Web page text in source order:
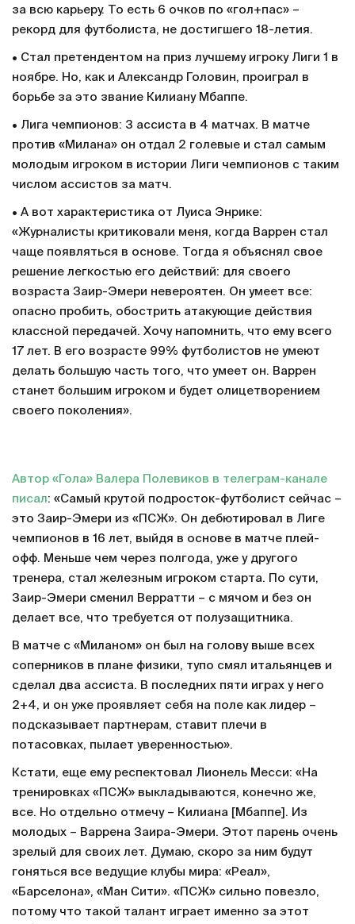
за всю карьеру. То есть 6 очков по «гол+пас» –
рекорд для футболиста, не достигшего 18-летия.
• Стал претендентом на приз лучшему игроку Лиги 1 в
ноябре. Но, как и Александр Головин, проиграл в
борьбе за это звание Килиану Мбаппе.
• Лига чемпионов: 3 ассиста в 4 матчах. В матче
против «Милана» он отдал 2 голевые и стал самым
молодым игроком в истории Лиги чемпионов с таким
числом ассистов за матч.
• А вот характеристика от Луиса Энрике:
«Журналисты критиковали меня, когда Варрен стал
чаще появляться в основе. Тогда я объяснял свое
решение легкостью его действий: для своего
возраста Заир-Эмери невероятен. Он умеет все:
опасно пробить, обострить атакующие действия
классной передачей. Хочу напомнить, что ему всего
17 лет. В его возрасте 99% футболистов не умеют
делать большую часть того, что умеет он. Варрен
станет большим игроком и будет олицетворением
своего поколения».
Автор «Гола» Валера Полевиков в телеграм-канале
писал: «Самый крутой подросток-футболист сейчас –
это Заир-Эмери из «ПСЖ». Он дебютировал в Лиге
чемпионов в 16 лет, выйдя в основе в матче плей-
офф. Меньше чем через полгода, уже у другого
тренера, стал железным игроком старта. По сути,
Заир-Эмери сменил Верратти – с мячом и без он
делает все, что требуется от полузащитника.
В матче с «Миланом» он был на голову выше всех
соперников в плане физики, тупо смял итальянцев и
сделал два ассиста. В последних пяти играх у него
2+4, и он уже проявляет себя на поле как лидер –
подсказывает партнерам, ставит плечи в
потасовках, пылает уверенностью».
Кстати, еще ему респектовал Лионель Месси: «На
тренировках «ПСЖ» выкладываются, конечно же,
все. Но отдельно отмечу – Килиана [Мбаппе]. Из
молодых – Варрена Заира-Эмери. Этот парень очень
зрелый для своих лет. Думаю, скоро за ним будут
гоняться все ведущие клубы мира: «Реал»,
«Барселона», «Ман Сити». «ПСЖ» сильно повезло,
потому что такой талант играет именно за этот